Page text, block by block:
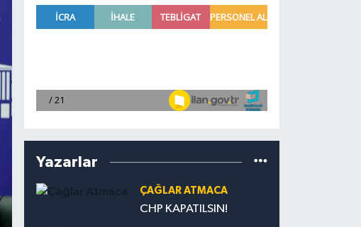
Yazarlar
ÇAĞLAR ATMACA
CHP KAPATILSIN!